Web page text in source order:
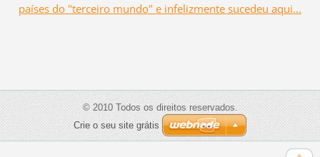
países do "terceiro mundo" e infelizmente sucedeu aqui...
© 2010 Todos os direitos reservados.
Crie o seu site grátis